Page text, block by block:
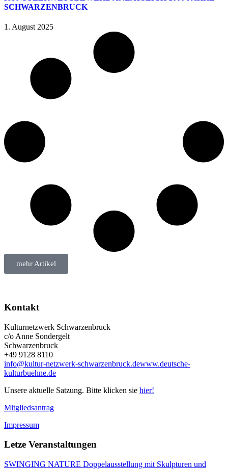
SCHWARZENBRUCK
1. August 2025
mehr Artikel
Kontakt
Kulturnetzwerk Schwarzenbruck
c/o Anne Sondergelt
Schwarzenbruck
+49 9128 8110
info@kultur-netzwerk-schwarzenbruck.dewww.deutsche-
kulturbuehne.de
Unsere aktuelle Satzung. Bitte klicken sie hier!
Mitgliedsantrag
Impressum
Letze Veranstaltungen
SWINGING NATURE Doppelausstellung mit Skulpturen und